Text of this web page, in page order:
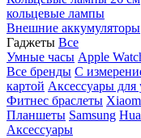
кольцевые лампы
Внешние аккумуляторы
Гаджеты Все
Умные часы Apple
Все бренды C
картой Аксессуары
Фитнес браслеты
Планшеты Samsung
Аксессуары